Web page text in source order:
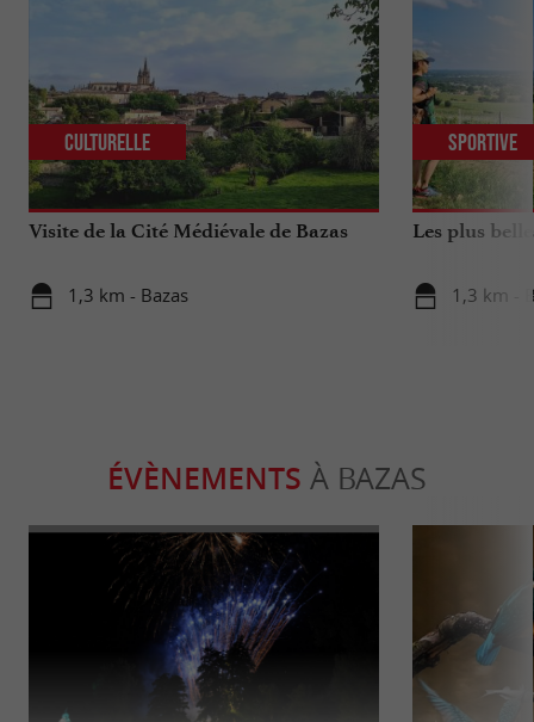
Visite de la Cité Médiévale de Bazas
1,3 km - Bazas
Culturelle
Les plus
1,3 km -
Sportive
ÉVÈNEMENTS À BAZAS